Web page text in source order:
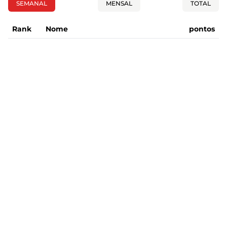
SEMANAL MENSAL TOTAL
Rank Nome pontos